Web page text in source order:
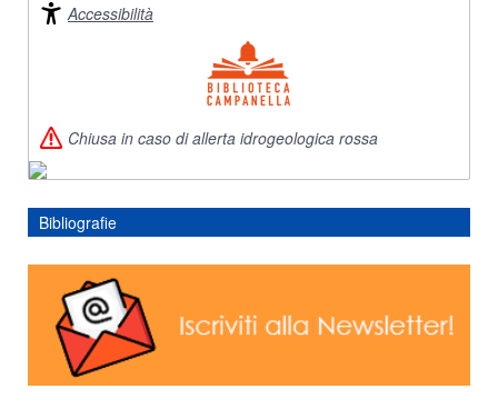
Accessibilità
Chiusa in caso di allerta idrogeologica rossa
Bibliografie